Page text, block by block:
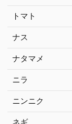
トマト
ナス
ナタマメ
ニラ
ニンニク
ネギ